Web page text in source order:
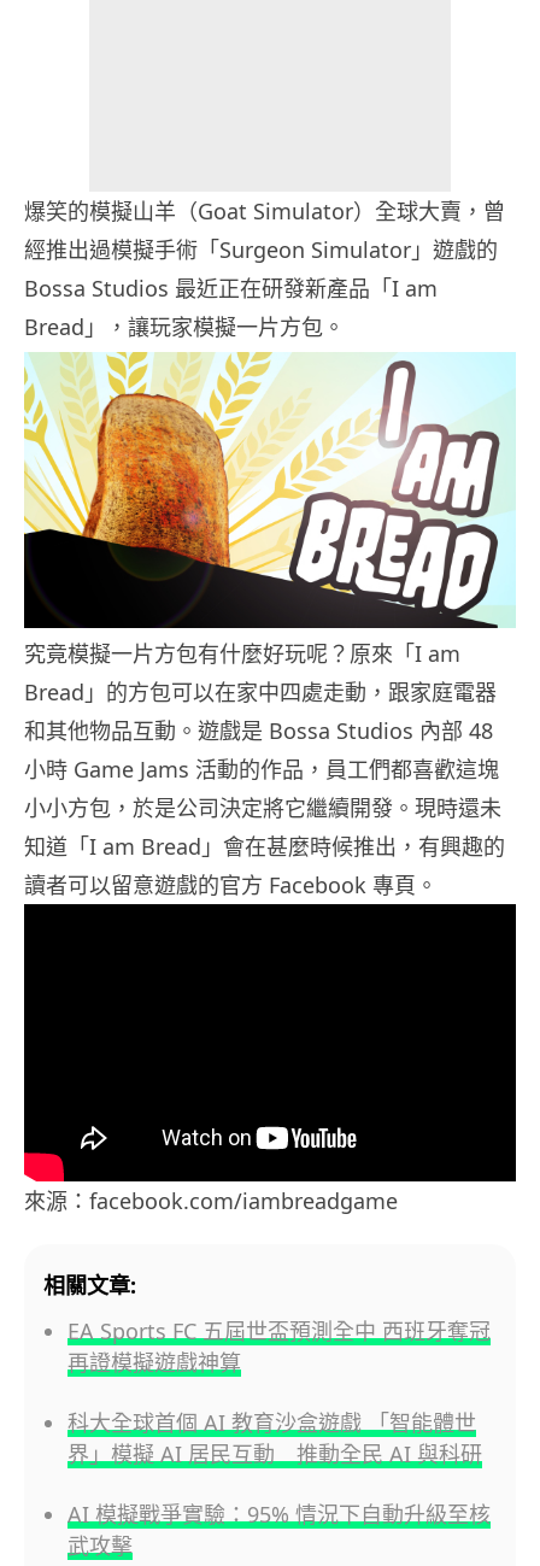
爆笑的模擬山羊（Goat Simulator）全球大賣，曾
經推出過模擬手術「Surgeon Simulator」遊戲的
Bossa Studios 最近正在研發新產品「I am
Bread」，讓玩家模擬一片方包。
究竟模擬一片方包有什麼好玩呢？原來「I am
Bread」的方包可以在家中四處走動，跟家庭電器
和其他物品互動。遊戲是 Bossa Studios 內部 48
小時 Game Jams 活動的作品，員工們都喜歡這塊
小小方包，於是公司決定將它繼續開發。現時還未
知道「I am Bread」會在甚麼時候推出，有興趣的
讀者可以留意遊戲的官方 Facebook 專頁。
來源：facebook.com/iambreadgame
相關文章:
EA Sports FC 五屆世盃預測全中 西班牙奪冠
再證模擬遊戲神算
科大全球首個 AI 教育沙盒遊戲 「智能體世
界」模擬 AI 居民互動 推動全民 AI 與科研
AI 模擬戰爭實驗：95% 情況下自動升級至核
武攻擊